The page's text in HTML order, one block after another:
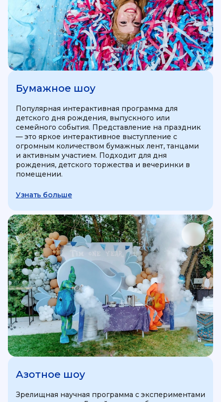
Бумажное шоу
Популярная интерактивная программа для
детского дня рождения, выпускного или
семейного события. Представление на праздник
— это яркое интерактивное выступление с
огромным количеством бумажных лент, танцами
и активным участием. Подходит для дня
рождения, детского торжества и вечеринки в
помещении.
Узнать больше
Азотное шоу
Зрелищная научная программа с экспериментами